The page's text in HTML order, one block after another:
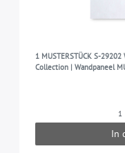
1 MUSTERSTÜCK S-29202
Collection | Wandpaneel
1
In